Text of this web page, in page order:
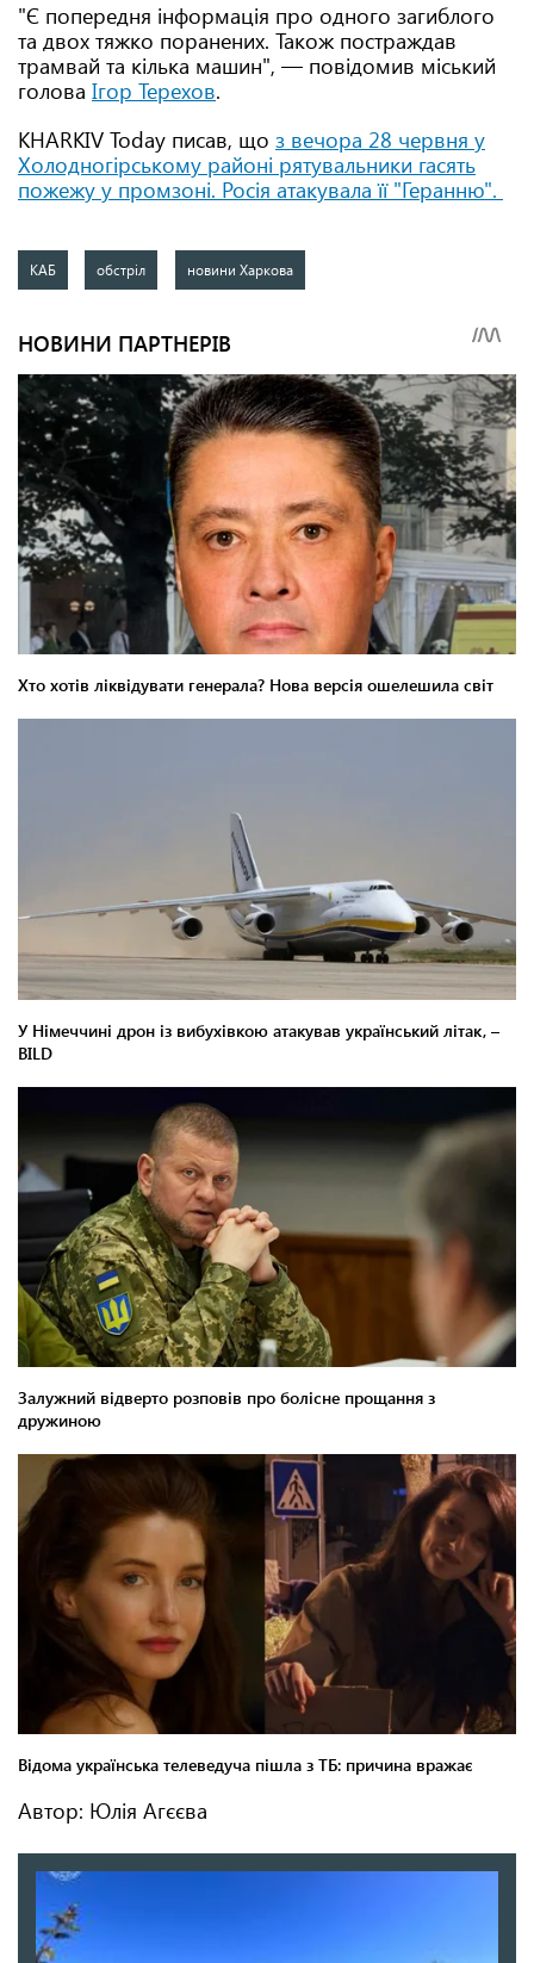
"Є попередня інформація про одного загиблого
та двох тяжко поранених. Також постраждав
трамвай та кілька машин", — повідомив міський
голова Ігор Терехов.
KHARKIV Today писав, що з вечора 28 червня у
Холодногірському районі рятувальники гасять
пожежу у промзоні. Росія атакувала її "Геранню".
КАБ обстріл новини Харкова
Автор: Юлія Агєєва